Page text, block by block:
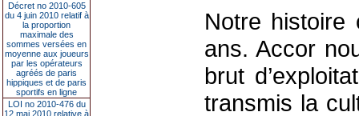
Décret no 2010-605
du 4 juin 2010 relatif à
la proportion
maximale des
sommes versées en
moyenne aux joueurs
par les opérateurs
agréés de paris
hippiques et de paris
sportifs en ligne
LOI no 2010-476 du
12 mai 2010 relative à
Notre
ans. Accor
brut
transmis la